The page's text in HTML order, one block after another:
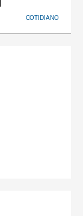
COTIDIANO